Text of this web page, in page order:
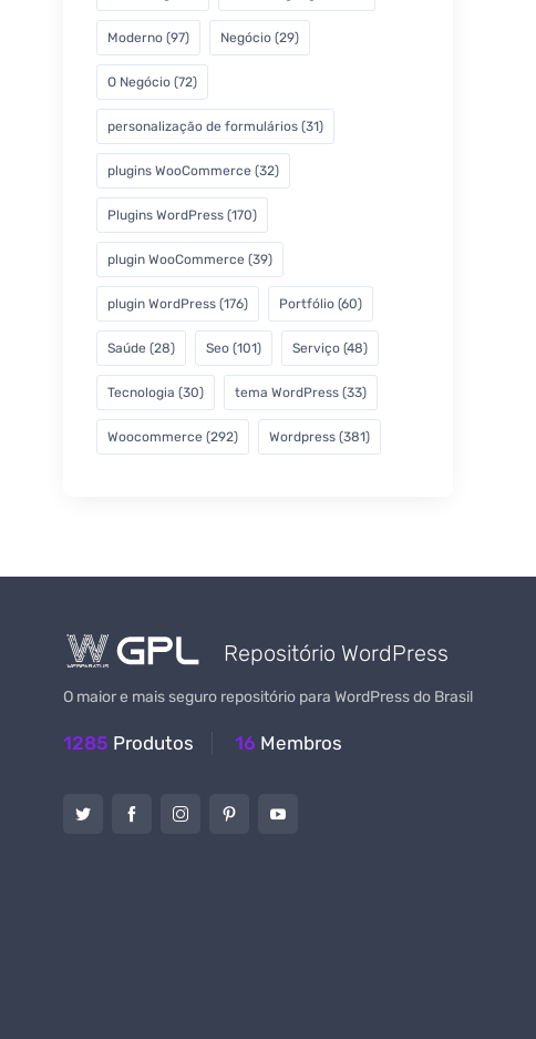
Moderno (97) Negócio (29)
O Negócio (72)
personalização de formulários (31)
plugins WooCommerce (32)
Plugins WordPress (170)
plugin WooCommerce (39)
plugin WordPress (176) Portfólio (60)
Saúde (28) Seo (101) Serviço (48)
Tecnologia (30) tema WordPress (33)
Woocommerce (292) Wordpress (381)
Repositório WordPress
O maior e mais seguro repositório para WordPress do Brasil
1285 Produtos 16 Membros